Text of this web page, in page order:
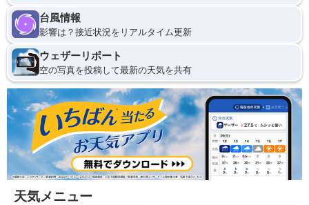
台風情報
影響は？接近状況をリアルタイム更新
ウェザーリポート
空の写真を投稿して最新の天気を共有
天気メニュー